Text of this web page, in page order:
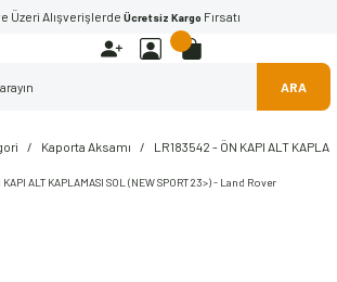
Üzeri Alışverişlerde Ücretsiz Kargo Fırsatı
ARA
Kaporta Aksamı LR183542 - ÖN KAPI ALT